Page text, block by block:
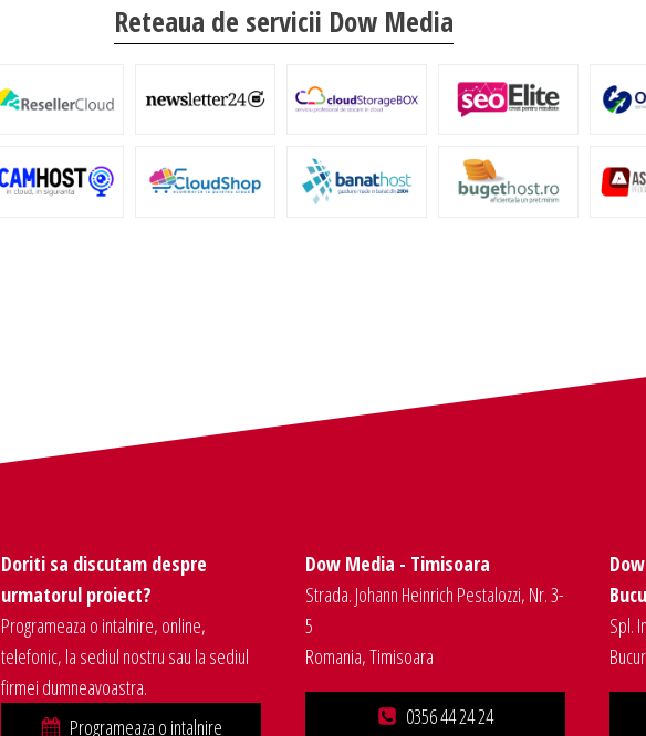
Reteaua de servicii Dow Media
Doriti sa discutam despre
urmatorul proiect?
Programeaza o intalnire, online,
telefonic, la sediul nostru sau la sediul
firmei dumneavoastra.
Programeaza o intalnire
Dow Media - Timisoara
Strada. Johann Heinrich Pestalozzi, Nr. 3-
5
Romania, Timisoara
0356 44 24 24
Spl.